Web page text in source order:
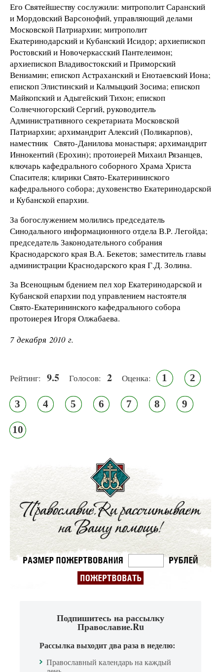
Его Святейшеству сослужили: митрополит Саранский
и Мордовский Варсонофий, управляющий делами
Московской Патриархии; митрополит
Екатеринодарский и Кубанский Исидор; архиепископ
Ростовский и Новочеркасский Пантелеимон;
архиепископ Владивостокский и Приморский
Вениамин; епископ Астраханский и Енотаевский Иона;
епископ Элистинский и Калмыцкий Зосима; епископ
Майкопский и Адыгейский Тихон; епископ
Солнечногорский Сергий, руководитель
Административного секретариата Московской
Патриархии; архимандрит Алексий (Поликарпов),
наместник Свято-Данилова монастыря; архимандрит
Иннокентий (Ерохин); протоиерей Михаил Рязанцев,
ключарь кафедрального соборного Храма Христа
Спасителя; клирики Свято-Екатерининского
кафедрального собора; духовенство Екатеринодарской
и Кубанской епархии.
За богослужением молились председатель
Синодального информационного отдела В.Р. Легойда;
председатель Законодательного собрания
Краснодарского края В.А. Бекетов; заместитель главы
администрации Краснодарского края Г.Д. Золина.
За Всенощным бдением пел хор Екатеринодарской и
Кубанской епархии под управлением настоятеля
Свято-Екатерининского кафедрального собора
протоиерея Игоря Олжабаева.
7 декабря 2010 г.
Рейтинг: 9.5 Голосов: 2 Оценка: 1 2
3 4 5 6 7 8 9
10
Подпишитесь на рассылку
Православие.Ru
Рассылка выходит два раза в неделю:
Православный календарь на каждый